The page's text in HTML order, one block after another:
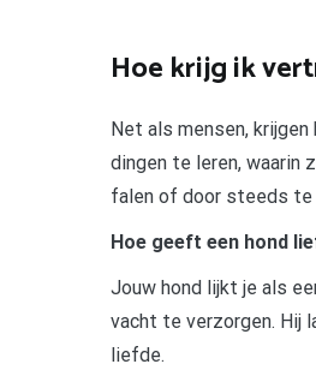
Hoe krijg ik
Net als mensen,
dingen te leren, waarin
falen of door steeds te
Hoe geeft een hond
Jouw hond lijkt je als
vacht te verzorgen. Hij
liefde.